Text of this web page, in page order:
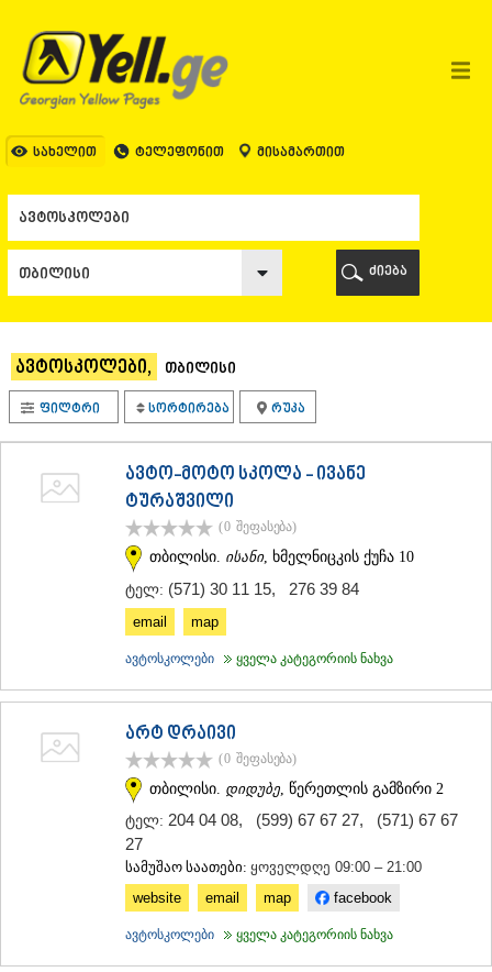
სახელით ტელეფონით მისამართით
ᲗᲑᲘᲚᲘᲡᲘ
ᲗᲑᲘᲚᲘᲡᲘ
ᲐᲤᲮᲐᲖᲔᲗᲘ
ᲒᲐᲚᲘ
ᲑᲐᲗᲣᲛᲘ
ᲥᲝᲑᲣᲚᲔᲗᲘ
ᲨᲣᲐᲮᲔᲕᲘ
ᲩᲐᲥᲕᲘ
ᲝᲖᲣᲠᲒᲔᲗᲘ
ᲩᲝᲮᲐᲢᲐᲣᲠᲘ
ᲣᲠᲔᲙᲘ
ᲘᲛᲔᲠᲔᲗᲘ
ᲑᲐᲦᲓᲐᲗᲘ
ᲖᲔᲡᲢᲐᲤᲝᲜᲘ
ᲐᲮᲛᲔᲢᲐ
ᲒᲣᲠᲯᲐᲐᲜᲘ
ᲓᲔᲓᲝᲤᲚᲘᲡᲬᲧᲐᲠᲝ
ᲛᲪᲮᲔᲗᲐ–ᲛᲗᲘᲐᲜᲔᲗᲘ
ძიება
ავტოსკოლები, თბილისი
ფილტრი სორტირება რუკა
ავტო-მოტო სკოლა - ივანე
ტურაშვილი
(0 შეფასება)
თბილისი. ისანი, ხმელნიცკის ქუჩა 10
ტელ: (571) 30 11 15, 276 39 84
email map
ავტოსკოლები ყველა კატეგორიის ნახვა
არტ დრაივი
(0 შეფასება)
თბილისი. დიდუბე , წერეთლის გამზირი 2
ტელ: 204 04 08, (599) 67 67 27, (571) 67 67
27
სამუშაო საათები: ყოველდღე 09:00 – 21:00
website
email map facebook
ავტოსკოლები ყველა კატეგორიის ნახვა